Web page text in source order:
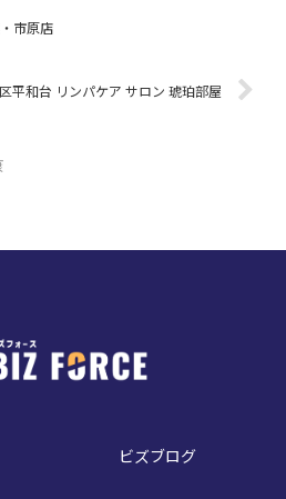
市原店
平和台 リンパケア サロン 琥珀部屋
ビズブログ